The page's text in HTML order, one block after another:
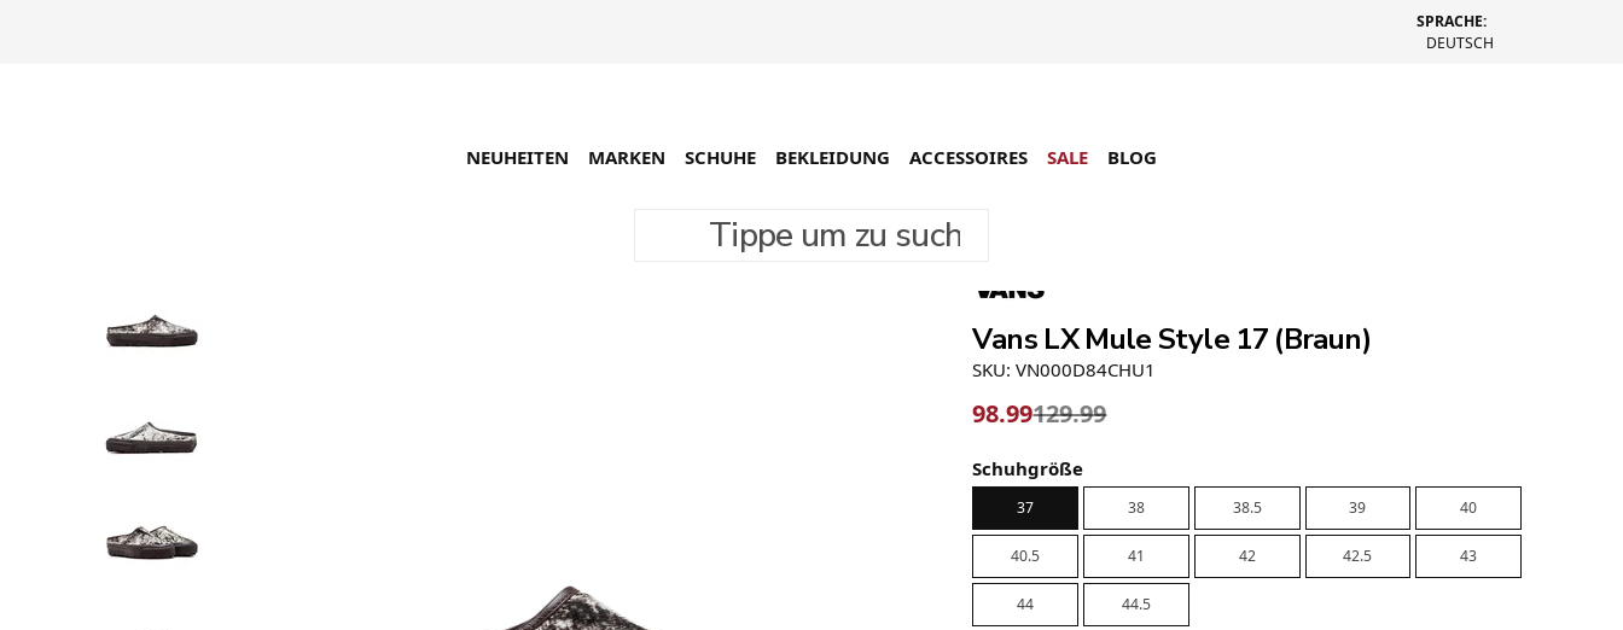
SPRACHE:
DEUTSCH
Tippe um zu suchen
NEUHEITEN MARKEN SCHUHE BEKLEIDUNG ACCESSOIRES SALE BLOG
Vans LX Mule Style 17 (Braun)
SKU: VN000D84CHU1
98.99129.99
Schuhgröße
37 38 38.5 39 40
40.5 41 42 42.5 43
44 44.5